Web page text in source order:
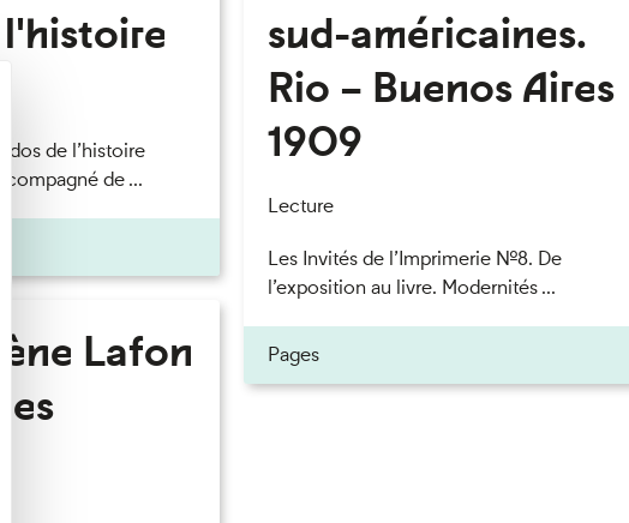
de l’histoire
de ...
Lafon
sud-américaines.
Rio – Buenos Aires
1909
Lecture
Les Invités de l’Imprimerie n°8. De
l’exposition au livre. Modernités ...
Pages
le bandeau des cookies